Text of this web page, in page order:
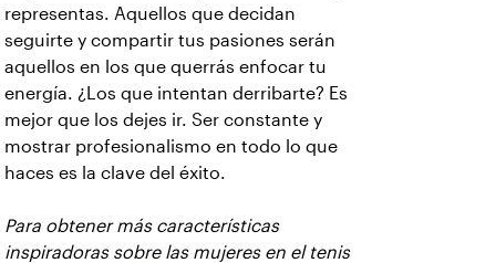
representas. Aquellos que decidan
seguirte y compartir tus pasiones serán
aquellos en los que querrás enfocar tu
energía. ¿Los que intentan derribarte? Es
mejor que los dejes ir. Ser constante y
mostrar profesionalismo en todo lo que
haces es la clave del éxito.
Para obtener más características
inspiradoras sobre las mujeres en el tenis